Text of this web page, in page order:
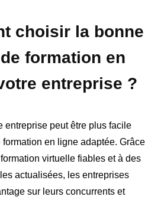
choisir la bonne
formation en
entreprise ?
entreprise peut être plus facile
en ligne adaptée. Grâce
virtuelle fiables et à des
actualisées, les entreprises
sur leurs concurrents et